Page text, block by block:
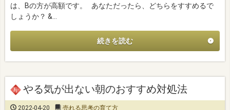
は、Bの方が高額です。 あなただったら、どちらをすすめるで
しょうか？ &…
続きを読む
やる気が出ない朝のおすすめ対処法
2022-04-20 売れる思考の育て方